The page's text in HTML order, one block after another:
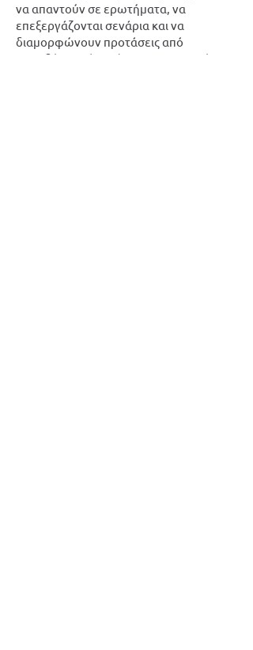
να απαντούν σε ερωτήματα, να
επεξεργάζονται σενάρια και να
διαμορφώνουν προτάσεις από
οπουδήποτε όταν έχουν τον υποψήφιο